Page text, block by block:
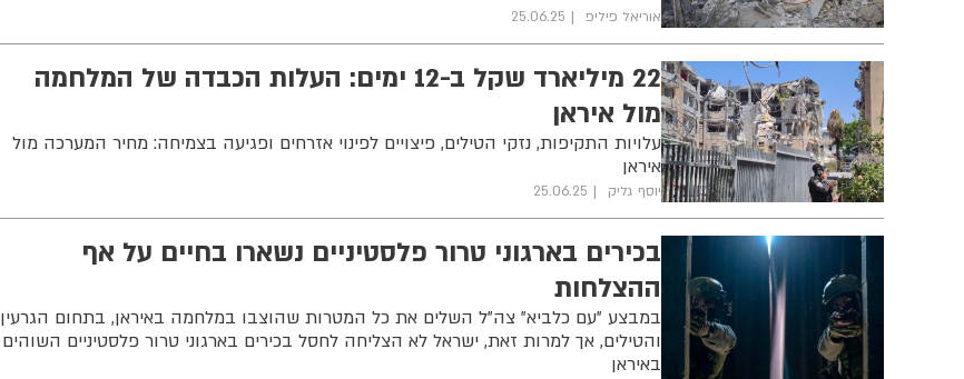
אוריאל פיליפ 25.06.25
22 מיליארד שקל ב-12 ימים: העלות הכבדה של המלחמה
מול איראן
עלויות התקיפות, נזקי הטילים, פיצויים לפינוי אזרחים ופגיעה בצמיחה: מחיר המערכה מול
איראן
יוסף גליק 25.06.25
בכירים בארגוני טרור פלסטיניים נשארו בחיים על אף
ההצלחות
במבצע "עם כלביא" צה"ל השלים את כל המטרות שהוצבו במלחמה באיראן, בתחום הגרעין
והטילים, אך למרות זאת, ישראל לא הצליחה לחסל בכירים בארגוני טרור פלסטיניים השוהים
באיראן